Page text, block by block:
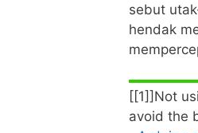
sebut
hendak
[[1]]Not
avoid the